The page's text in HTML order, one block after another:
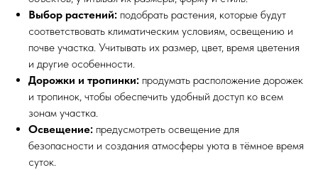
Выбор растений: подобрать растения, которые будут
соответствовать климатическим условиям, освещению и
почве участка. Учитывать их размер, цвет, время цветения
и другие особенности.
Дорожки и тропинки: продумать расположение дорожек
и тропинок, чтобы обеспечить удобный доступ ко всем
зонам участка.
Освещение: предусмотреть освещение для
безопасности и создания атмосферы уюта в тёмное время
суток.